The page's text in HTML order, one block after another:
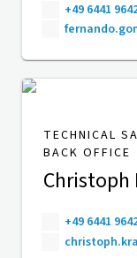
+49 6441
TECHNICAL
BACK OFFICE
Christoph
+49 6441